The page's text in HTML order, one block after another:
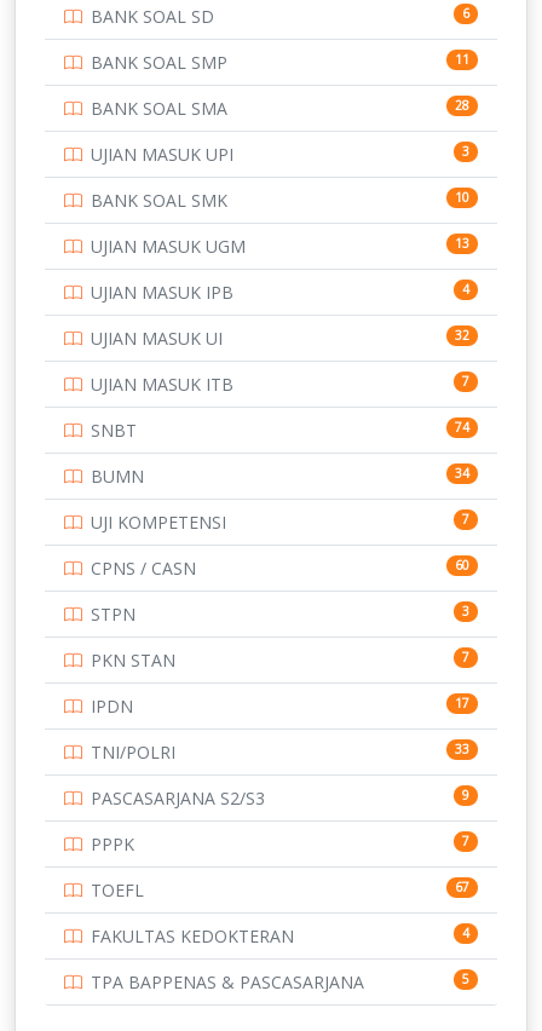
3
169
7
PTDI STTD 4
133
SMA 146
SMK 231
SMP 134
STIP 2
153
345
UNIVERSITAS AIRLANGGA 15
16
15
15
14
14
UNIVERSITAS CENDRAWASIH 14
15
219
11
134
BANK SOAL SD 6
BANK SOAL SMP 11
BANK SOAL SMA 28
UJIAN MASUK UPI 3
BANK SOAL SMK 10
UJIAN MASUK UGM 13
UJIAN MASUK IPB 4
UJIAN MASUK UI 32
UJIAN MASUK ITB 7
SNBT 74
BUMN 34
UJI KOMPETENSI 7
CPNS / CASN 60
STPN 3
PKN STAN 7
IPDN 17
TNI/POLRI 33
PASCASARJANA S2/S3 9
PPPK 7
TOEFL 67
FAKULTAS KEDOKTERAN 4
TPA BAPPENAS & PASCASARJANA 5